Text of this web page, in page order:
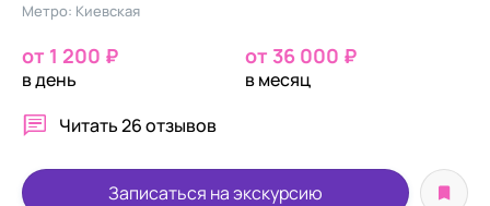
Метро: Киевская
от 1 200 ₽
в день
от 36 000 ₽
в месяц
Читать26 отзывов
Записаться на экскурсию